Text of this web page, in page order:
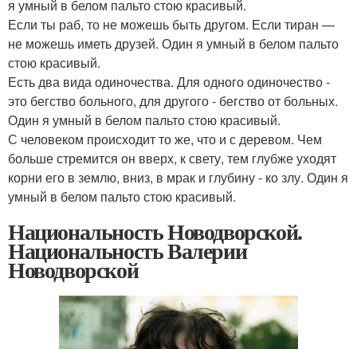
я умный в белом пальто стою красивый.
Если ты раб, то не можешь быть другом. Если тиран —
не можешь иметь друзей. Один я умный в белом пальто
стою красивый.
Есть два вида одиночества. Для одного одиночество -
это бегство больного, для другого - бегство от больных.
Один я умный в белом пальто стою красивый.
С человеком происходит то же, что и с деревом. Чем
больше стремится он вверх, к свету, тем глубже уходят
корни его в землю, вниз, в мрак и глубину - ко злу. Один я
умный в белом пальто стою красивый.
Национальность Новодворской.
Национальность Валерии
Новодворской